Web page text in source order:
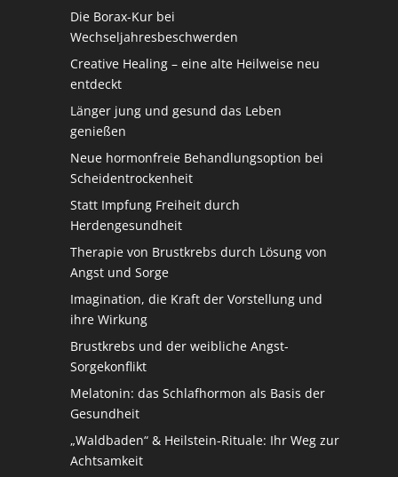
Die Borax-Kur bei
Wechseljahresbeschwerden
Creative Healing – eine alte Heilweise neu
entdeckt
Länger jung und gesund das Leben
genießen
Neue hormonfreie Behandlungsoption bei
Scheidentrockenheit
Statt Impfung Freiheit durch
Herdengesundheit
Therapie von Brustkrebs durch Lösung von
Angst und Sorge
Imagination, die Kraft der Vorstellung und
ihre Wirkung
Brustkrebs und der weibliche Angst-
Sorgekonflikt
Melatonin: das Schlafhormon als Basis der
Gesundheit
„Waldbaden“ & Heilstein-Rituale: Ihr Weg zur
Achtsamkeit